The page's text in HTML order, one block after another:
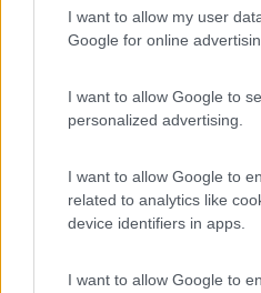
I want to allow my user
Google for online
I want to allow Google to
personalized advertising.
I want to allow Google to
related to analytics like
device identifiers in apps.
I want to allow Google to
Spartana. 20 euro
30 mt.
pontiroldc
Titolari cordiali. Massima